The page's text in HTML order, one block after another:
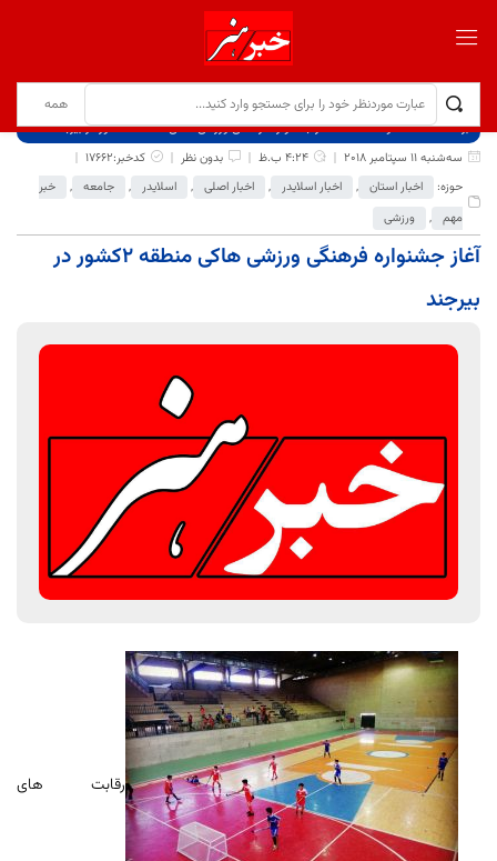
برگ نخست نوشته‌ها
آغاز جشنواره فرهنگی ورزشی هاکی منطقه ۲کشور در بیرجند
سه‌شنبه 11 سپتامبر 2018
4:24 ب.ظ بدون نظر
کدخبر:17662
حوزه:
اخبار استان , اخبار اسلایدر , اخبار اصلی , اسلایدر , جامعه ,
خبر
مهم , ورزشی
آغاز جشنواره فرهنگی ورزشی هاکی منطقه ۲کشور در
بیرجند
رقابت های